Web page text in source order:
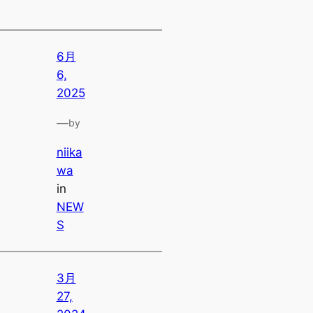
6月
6,
2025
—by
niika
wa
in
NEW
S
3月
27,